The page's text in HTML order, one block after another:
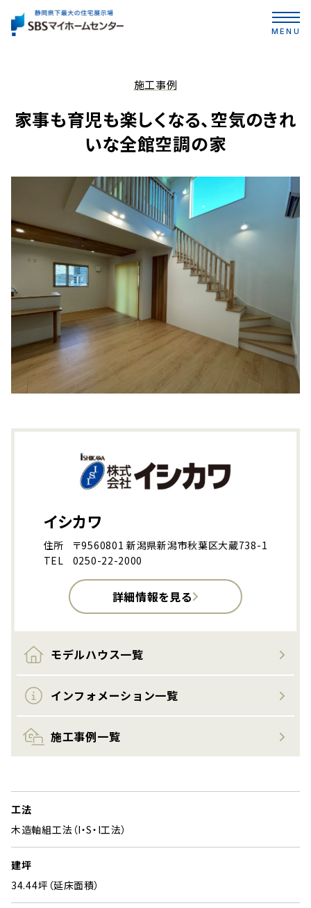
MENU
施工事例
家事も育児も楽しくなる、空気のきれ
いな全館空調の家
イシカワ
住所
〒9560801 新潟県新潟市秋葉区大蔵738-1
TEL
0250-22-2000
詳細情報を見る
モデルハウス一覧
インフォメーション一覧
施工事例一覧
工法
木造軸組工法（I・S・I工法）
建坪
34.44坪（延床面積）